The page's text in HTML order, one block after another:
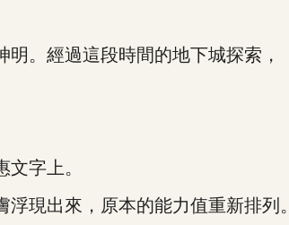
。經過這段時間的地下城探索，
字上。
現出來，原本的能力值重新排列。